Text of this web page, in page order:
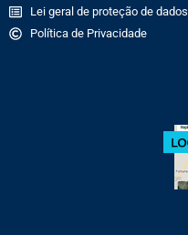
Lei geral de proteção de dados
Política de Privacidade